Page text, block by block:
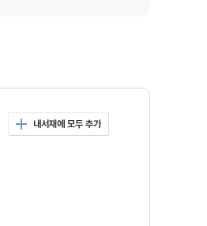
내서재에 모두 추가